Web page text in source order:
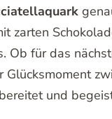
zarten
Ob für das
und